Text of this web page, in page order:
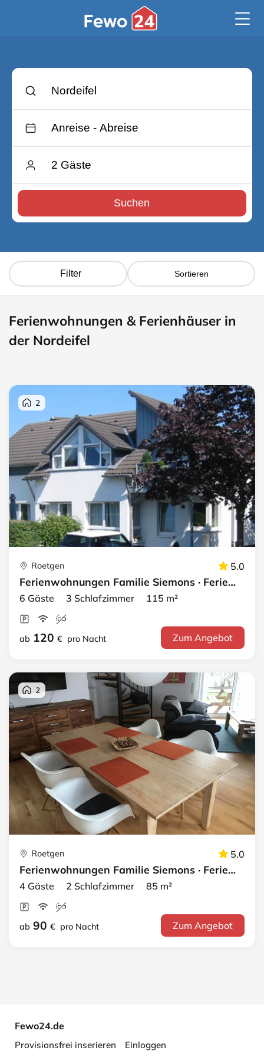
Suchen
Filter Sortieren
Ferienwohnungen & Ferienhäuser in
der Nordeifel
2
Roetgen 5.0
Ferienwohnungen Familie Siemons · Ferienwohnung 1
6 Gäste 3 Schlafzimmer 115 m²
ab 120 € pro Nacht Zum Angebot
2
Roetgen 5.0
Ferienwohnungen Familie Siemons · Ferienwohnung 2
4 Gäste 2 Schlafzimmer 85 m²
ab 90 € pro Nacht Zum Angebot
Fewo24.de
Provisionsfrei inserieren Einloggen